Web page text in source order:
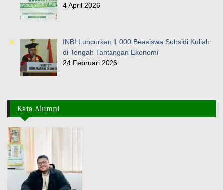
4 April 2026
INBI Luncurkan 1.000 Beasiswa Subsidi Kuliah
di Tengah Tantangan Ekonomi
24 Februari 2026
Kata Alumni